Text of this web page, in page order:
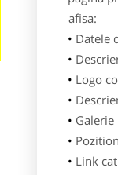
afisa:
Datele
Logo
Galerie
Link